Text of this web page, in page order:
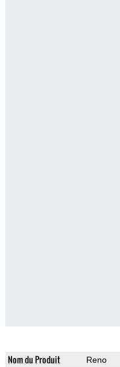
Nom du Produit Reno